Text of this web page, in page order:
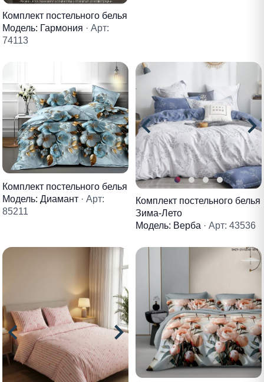
Комплект постельного белья
Модель: Гармония · Арт:
74113
Комплект постельного белья
Модель: Диамант · Арт:
85211
Комплект постельного белья
Зима-Лето
Модель: Верба · Арт: 43536